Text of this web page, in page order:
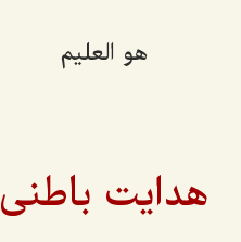
هو العلیم
هدایت باطنی